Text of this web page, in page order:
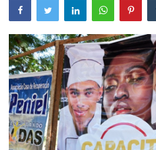
Notícias
Vídeos
Webmail
Contato